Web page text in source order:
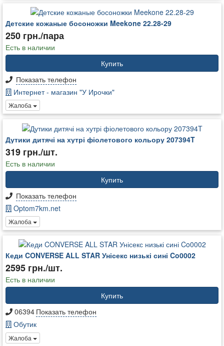
Детские кожаные босоножки Meekone 22.28-29
250 грн./пара
Есть в наличии
Купить
Показать телефон
Интернет - магазин "У Ирочки"
Жалоба
Дутики дитячі на хутрі фіолетового кольору 207394T
319 грн./шт.
Есть в наличии
Купить
Показать телефон
Optom7km.net
Жалоба
Кеди CONVERSE ALL STAR Унісекс низькі сині Co0002
2595 грн./шт.
Есть в наличии
Купить
06394 Показать телефон
Обутик
Жалоба